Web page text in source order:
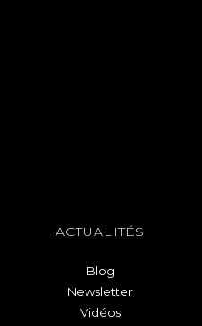
ACTUALITÉS
Blog
Newsletter
Vidéos